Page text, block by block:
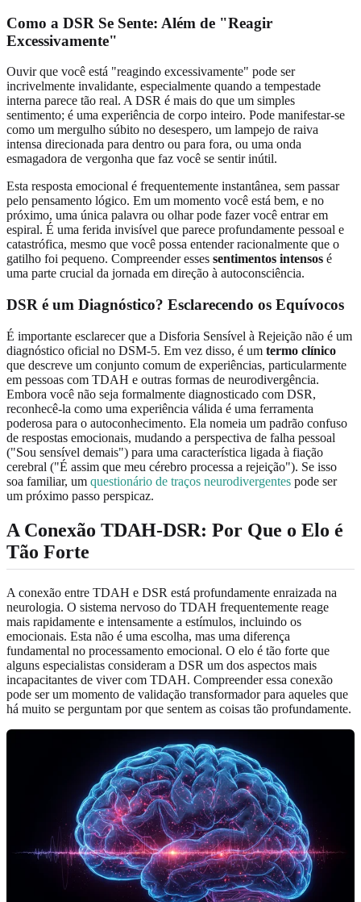
Como a DSR Se Sente: Além de "Reagir
Excessivamente"
Ouvir que você está "reagindo excessivamente" pode ser
incrivelmente invalidante, especialmente quando a tempestade
interna parece tão real. A DSR é mais do que um simples
sentimento; é uma experiência de corpo inteiro. Pode manifestar-se
como um mergulho súbito no desespero, um lampejo de raiva
intensa direcionada para dentro ou para fora, ou uma onda
esmagadora de vergonha que faz você se sentir inútil.
Esta resposta emocional é frequentemente instantânea, sem passar
pelo pensamento lógico. Em um momento você está bem, e no
próximo, uma única palavra ou olhar pode fazer você entrar em
espiral. É uma ferida invisível que parece profundamente pessoal e
catastrófica, mesmo que você possa entender racionalmente que o
gatilho foi pequeno. Compreender esses sentimentos intensos é
uma parte crucial da jornada em direção à autoconsciência.
DSR é um Diagnóstico? Esclarecendo os Equívocos
É importante esclarecer que a Disforia Sensível à Rejeição não é um
diagnóstico oficial no DSM-5. Em vez disso, é um termo clínico
que descreve um conjunto comum de experiências, particularmente
em pessoas com TDAH e outras formas de neurodivergência.
Embora você não seja formalmente diagnosticado com DSR,
reconhecê-la como uma experiência válida é uma ferramenta
poderosa para o autoconhecimento. Ela nomeia um padrão confuso
de respostas emocionais, mudando a perspectiva de falha pessoal
("Sou sensível demais") para uma característica ligada à fiação
cerebral ("É assim que meu cérebro processa a rejeição"). Se isso
soa familiar, um questionário de traços neurodivergentes pode ser
um próximo passo perspicaz.
A Conexão TDAH-DSR: Por Que o Elo é
Tão Forte
A conexão entre TDAH e DSR está profundamente enraizada na
neurologia. O sistema nervoso do TDAH frequentemente reage
mais rapidamente e intensamente a estímulos, incluindo os
emocionais. Esta não é uma escolha, mas uma diferença
fundamental no processamento emocional. O elo é tão forte que
alguns especialistas consideram a DSR um dos aspectos mais
incapacitantes de viver com TDAH. Compreender essa conexão
pode ser um momento de validação transformador para aqueles que
há muito se perguntam por que sentem as coisas tão profundamente.